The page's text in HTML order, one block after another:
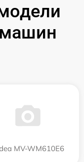
MV-WM610E6